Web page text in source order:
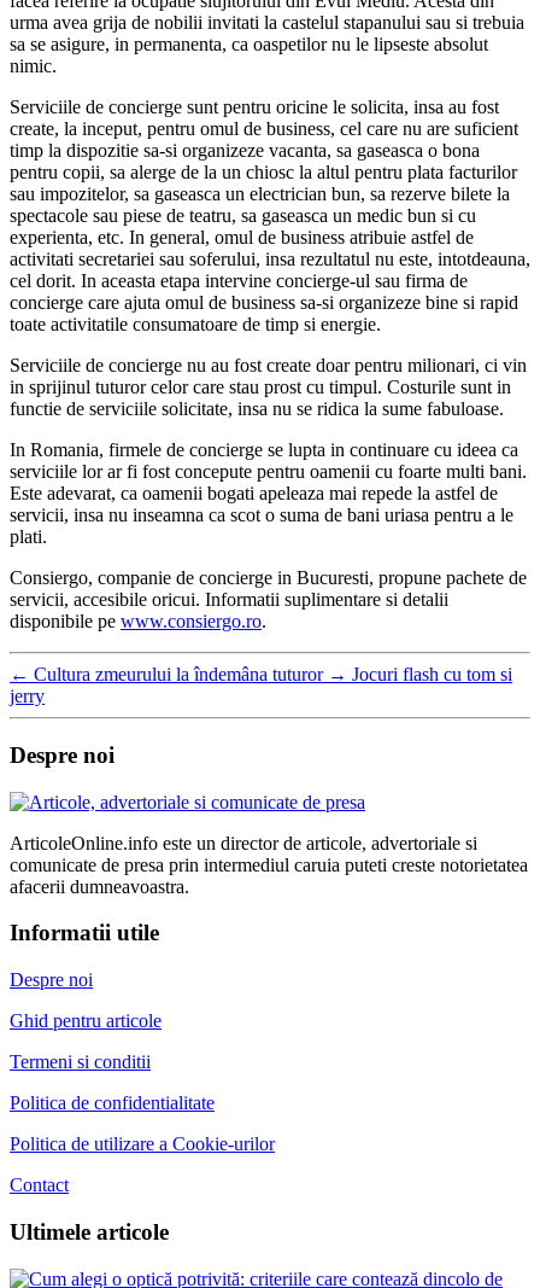
urma avea grija de nobilii invitati la castelul stapanului sau si trebuia
sa se asigure, in permanenta, ca oaspetilor nu le lipseste absolut
nimic.
Serviciile de concierge sunt pentru oricine le solicita, insa au fost
create, la inceput, pentru omul de business, cel care nu are suficient
timp la dispozitie sa-si organizeze vacanta, sa gaseasca o bona
pentru copii, sa alerge de la un chiosc la altul pentru plata facturilor
sau impozitelor, sa gaseasca un electrician bun, sa rezerve bilete la
spectacole sau piese de teatru, sa gaseasca un medic bun si cu
experienta, etc. In general, omul de business atribuie astfel de
activitati secretariei sau soferului, insa rezultatul nu este, intotdeauna,
cel dorit. In aceasta etapa intervine concierge-ul sau firma de
concierge care ajuta omul de business sa-si organizeze bine si rapid
toate activitatile consumatoare de timp si energie.
Serviciile de concierge nu au fost create doar pentru milionari, ci vin
in sprijinul tuturor celor care stau prost cu timpul. Costurile sunt in
functie de serviciile solicitate, insa nu se ridica la sume fabuloase.
In Romania, firmele de concierge se lupta in continuare cu ideea ca
serviciile lor ar fi fost concepute pentru oamenii cu foarte multi bani.
Este adevarat, ca oamenii bogati apeleaza mai repede la astfel de
servicii, insa nu inseamna ca scot o suma de bani uriasa pentru a le
plati.
Consiergo, companie de concierge in Bucuresti, propune pachete de
servicii, accesibile oricui. Informatii suplimentare si detalii
disponibile pe www.consiergo.ro.
← Cultura zmeurului la îndemâna tuturor → Jocuri flash cu tom si
jerry
Despre noi
ArticoleOnline.info este un director de articole, advertoriale si
comunicate de presa prin intermediul caruia puteti creste notorietatea
afacerii dumneavoastra.
Informatii utile
Despre noi
Ghid pentru articole
Termeni si conditii
Politica de confidentialitate
Politica de utilizare a Cookie-urilor
Contact
Ultimele articole